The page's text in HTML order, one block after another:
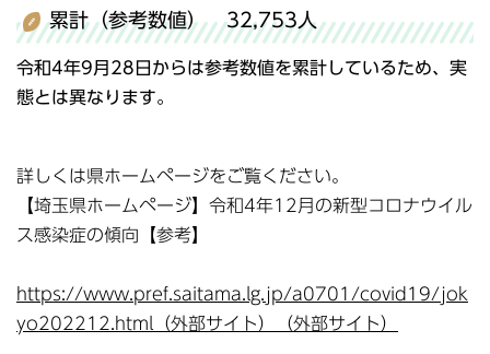
累計（参考数値） 32,753人
令和4年9月28日からは参考数値を累計しているため、実
態とは異なります。
詳しくは県ホームページをご覧ください。
【埼玉県ホームページ】令和4年12月の新型コロナウイル
ス感染症の傾向【参考】
https://www.pref.saitama.lg.jp/a0701/covid19/jok
yo202212.html（外部サイト）（外部サイト）